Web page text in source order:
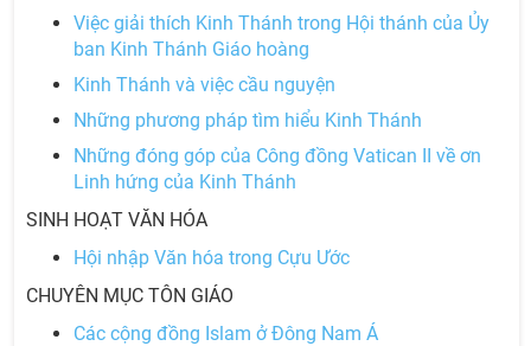
Việc giải thích Kinh Thánh trong Hội thánh của Ủy
ban Kinh Thánh Giáo hoàng
Kinh Thánh và việc cầu nguyện
Những phương pháp tìm hiểu Kinh Thánh
Những đóng góp của Công đồng Vatican II về ơn
Linh hứng của Kinh Thánh
SINH HOẠT VĂN HÓA
Hội nhập Văn hóa trong Cựu Ước
CHUYÊN MỤC TÔN GIÁO
Các cộng đồng Islam ở Đông Nam Á